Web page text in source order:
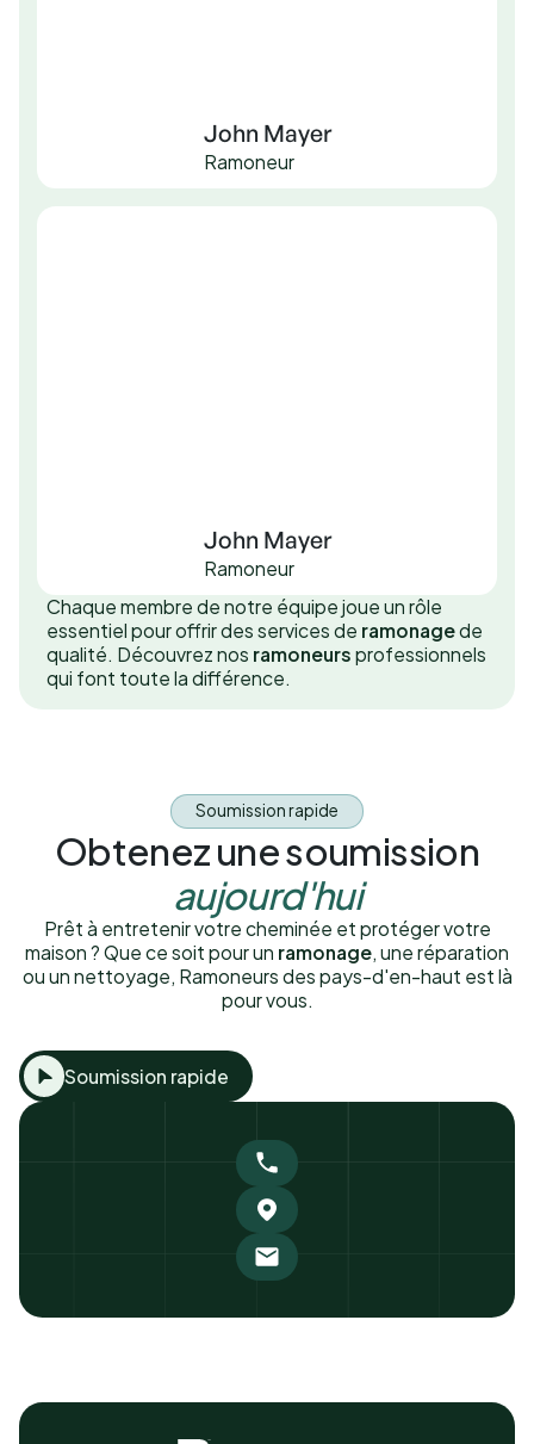
John Mayer
Ramoneur
John Mayer
Ramoneur
Chaque membre de notre équipe joue un rôle
essentiel pour offrir des services de ramonagede
qualité. Découvrez nos ramoneurs professionnels
qui font toute la différence.
Soumission rapide
Obtenez une soumission
aujourd'hui
Prêt à entretenir votre cheminée et protéger votre
maison ? Que ce soit pour un ramonage, une réparation
ou un nettoyage, Ramoneurs des pays-d'en-haut est là
pour vous.
Soumission rapide